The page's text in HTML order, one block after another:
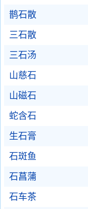
鹊石散
三石散
三石汤
山慈石
山磁石
蛇含石
生石膏
石斑鱼
石菖蒲
石车茶